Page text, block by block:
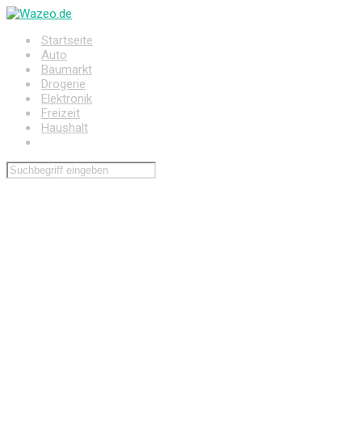
Zum
springenStartseite
Auto
Baumarkt
Drogerie
Elektronik
Freizeit
Haushalt